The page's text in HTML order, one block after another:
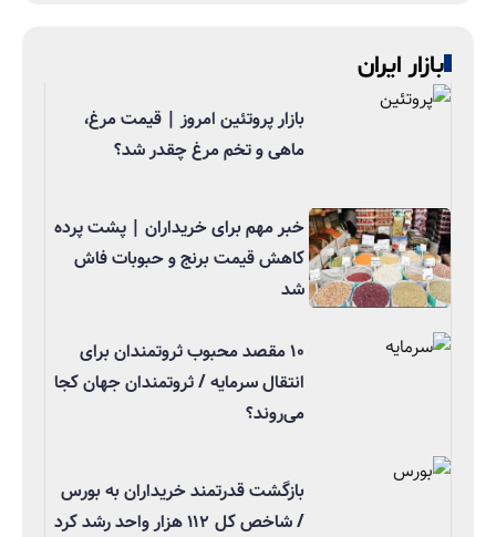
بازار ایران
بازار پروتئین امروز | قیمت مرغ،
ماهی و تخم مرغ چقدر شد؟
خبر مهم برای خریداران | پشت پرده
کاهش قیمت برنج و حبوبات فاش
شد
۱۰ مقصد محبوب ثروتمندان برای
انتقال سرمایه / ثروتمندان جهان کجا
می‌روند؟
بازگشت قدرتمند خریداران به بورس
/ شاخص کل ۱۱۲ هزار واحد رشد کرد